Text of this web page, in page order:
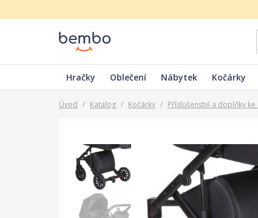
Hračky Oblečení Nábytek Kočárky
Úvod / Katalog / Kočárky / Příslušenství a doplňky ke